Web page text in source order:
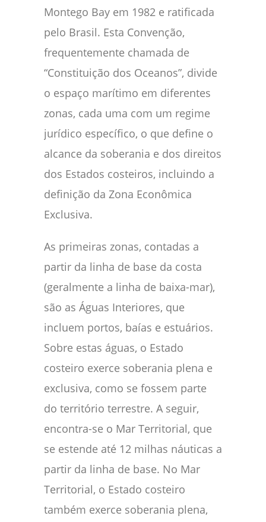
Montego Bay em 1982 e ratificada
pelo Brasil. Esta Convenção,
frequentemente chamada de
“Constituição dos Oceanos”, divide
o espaço marítimo em diferentes
zonas, cada uma com um regime
jurídico específico, o que define o
alcance da soberania e dos direitos
dos Estados costeiros, incluindo a
definição da Zona Econômica
Exclusiva.
As primeiras zonas, contadas a
partir da linha de base da costa
(geralmente a linha de baixa-mar),
são as Águas Interiores, que
incluem portos, baías e estuários.
Sobre estas águas, o Estado
costeiro exerce soberania plena e
exclusiva, como se fossem parte
do território terrestre. A seguir,
encontra-se o Mar Territorial, que
se estende até 12 milhas náuticas a
partir da linha de base. No Mar
Territorial, o Estado costeiro
também exerce soberania plena,